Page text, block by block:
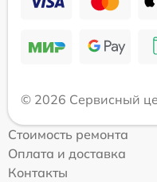
© 2026 Сервисный
Стоимость ремонта
Оплата и доставка
Контакты